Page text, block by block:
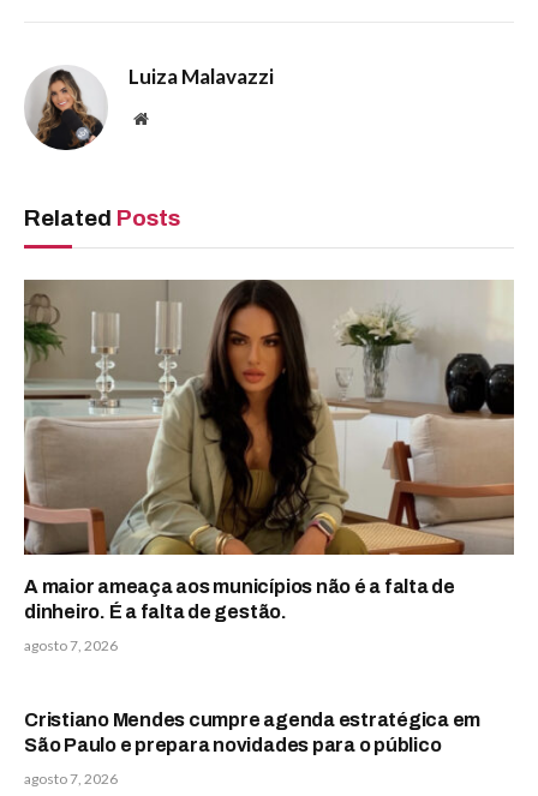
Luiza Malavazzi
Website
Related Posts
A maior ameaça aos municípios não é a falta de
dinheiro. É a falta de gestão.
agosto 7, 2026
Cristiano Mendes cumpre agenda estratégica em
São Paulo e prepara novidades para o público
agosto 7, 2026